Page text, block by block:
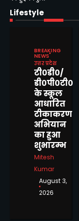
Lifestyle
BREAKING
NEWS
उत्तर प्रदेश
टी०डी०/
डी०पी०टी०
के स्कूल
आधारित
टीकाकरण
अभियान
का हुआ
शुभारम्भ
Mitesh
Kumar
August 3,
2026